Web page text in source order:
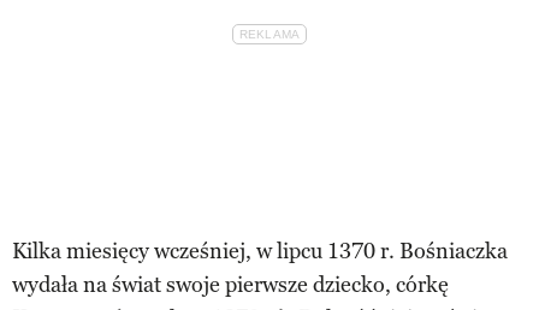
Kilka miesięcy wcześniej, w lipcu 1370 r. Bośniaczka
wydała na świat swoje pierwsze dziecko, córkę